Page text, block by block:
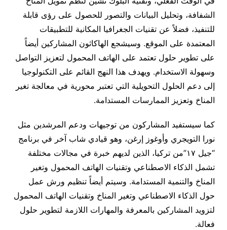
الشفافة، وتحليل البيانات والتصور للحصول على رؤى قابلة
للتنفيذ، فضلاً عن تقنيات الجغرافيا المكانية للتطبيقات
المعتمدة على الموقع. وسيشجع الهاكاثون المشاركين أيضاً
على تطوير حلول تعتمد على الهاتف المحمول لتعزيز التواصل
وسهولة الاستخدام. ويهدف هذا النهج القائم على التكنولوجيا
إلى دعم الحلول التحويلية التي تعتبر محورية في معالجة تغير
المناخ وتعزيز الممارسات المستدامة.
كما سيستفيد المشاركون من توجيهات ودعم المرشدين مثل
نورا التويجري وأوغوز إرغن، وهو قيادي شاب آخر في برنامج
“جيل ١٧”من تركيا، الذين لديهم خبرة في مجالات مختلفة
تشمل الذكاء الاصطناعي وتقنيات الهاتف المحمول وتغير
المناخ والتنمية المستدامة. وسيتم أيضاً تنظيم ورش عمل
حول الذكاء الاصطناعي وتغير المناخ وتقنيات الهاتف المحمول
لتزويد المشاركين بالمعرفة والمهارات اللازمة لتطوير حلول
فعالة.